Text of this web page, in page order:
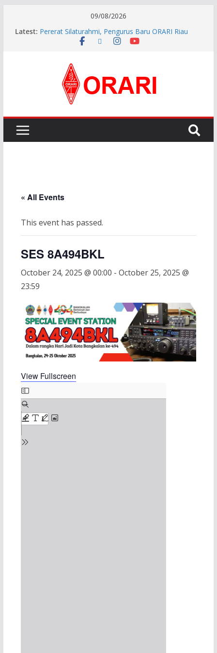
09/08/2026
Latest: Pererat Silaturahmi, Pengurus Baru ORARI Riau
Audiensi dan Siap Bersinergi dengan Diskominfotik
Preparatory Group for WRC-27 )
Aftiyedi Dalimunthe (YC5NNF) Resmi Pimpin ORARI
Lokal Bengkalis 2026–2029, Dikukuhkan Langsung
Ketua Orari Daerah Riau
Riau Beserta Jajaran Hadiri Muslok III Bengkalis
« All Events
This event has passed.
SES 8A494BKL
October 24, 2025 @ 00:00 - October 25, 2025 @
23:59
View Fullscreen